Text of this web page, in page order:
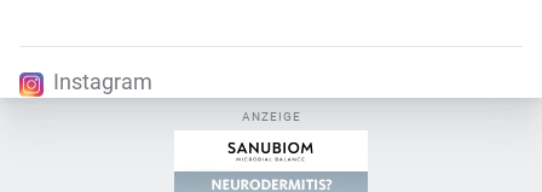
Instagram
ANZEIGE